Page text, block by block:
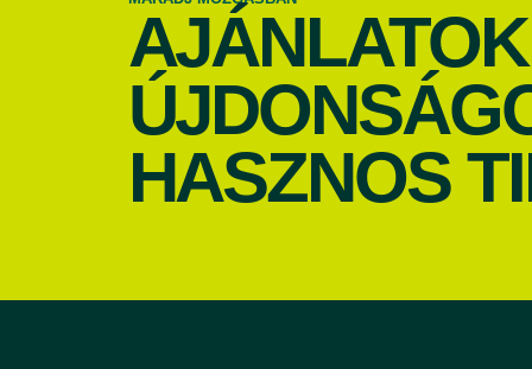
HASZNOS